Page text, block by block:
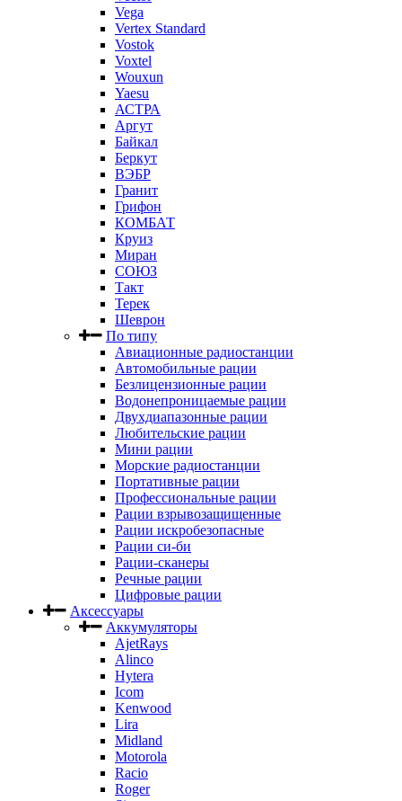
Vega
Vertex Standard
Vostok
Voxtel
Wouxun
Yaesu
АСТРА
Аргут
Байкал
Беркут
ВЭБР
Гранит
Грифон
КОМБАТ
Круиз
Миран
СОЮЗ
Такт
Терек
Шеврон
По типу
Авиационные радиостанции
Автомобильные рации
Безлицензионные рации
Водонепроницаемые рации
Двухдиапазонные рации
Любительские рации
Мини рации
Морские радиостанции
Портативные рации
Профессиональные рации
Рации взрывозащищенные
Рации искробезопасные
Рации си-би
Рации-сканеры
Речные рации
Цифровые рации
Аксессуары
Аккумуляторы
AjetRays
Alinco
Hytera
Icom
Kenwood
Lira
Midland
Motorola
Racio
Roger